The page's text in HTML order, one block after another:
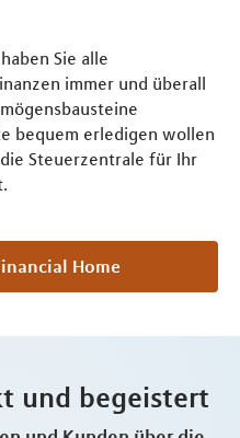
Sie alle
immer und überall
bequem erledigen wollen
Steuerzentrale für Ihr
Home
und begeistert